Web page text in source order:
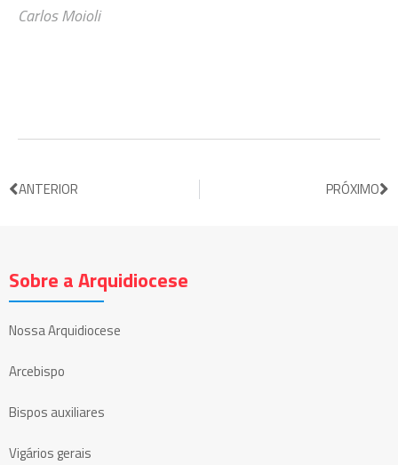
Carlos Moioli
ANTERIOR PRÓXIMO
Sobre a Arquidiocese
Nossa Arquidiocese
Arcebispo
Bispos auxiliares
Vigários gerais